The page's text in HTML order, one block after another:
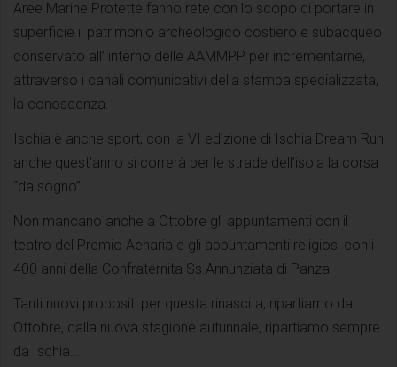
Aree Marine Protette fanno rete con lo scopo di portare in
superficie il patrimonio archeologico costiero e subacqueo
conservato all’ interno delle AAMMPP per incrementarne,
attraverso i canali comunicativi della stampa specializzata,
la conoscenza.
Ischia è anche sport, con la VI edizione di Ischia Dream Run
anche quest’anno si correrà per le strade dell’isola la corsa
“da sogno”.
Non mancano anche a Ottobre gli appuntamenti con il
teatro del Premio Aenaria e gli appuntamenti religiosi con i
400 anni della Confraternita Ss.Annunziata di Panza.
Tanti nuovi propositi per questa rinascita, ripartiamo da
Ottobre, dalla nuova stagione autunnale, ripartiamo sempre
da Ischia…